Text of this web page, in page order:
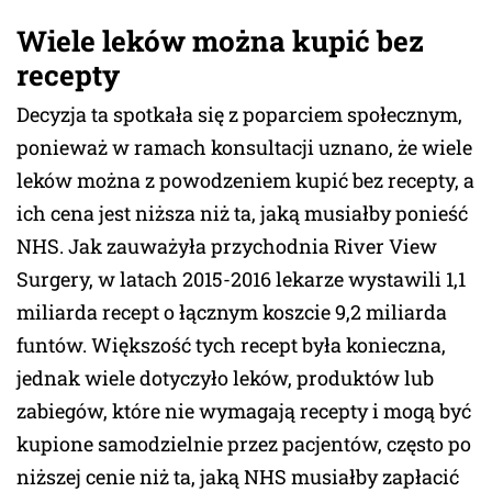
Wiele leków można kupić bez
recepty
Decyzja ta spotkała się z poparciem społecznym,
ponieważ w ramach konsultacji uznano, że wiele
leków można z powodzeniem kupić bez recepty, a
ich cena jest niższa niż ta, jaką musiałby ponieść
NHS. Jak zauważyła przychodnia River View
Surgery, w latach 2015-2016 lekarze wystawili 1,1
miliarda recept o łącznym koszcie 9,2 miliarda
funtów. Większość tych recept była konieczna,
jednak wiele dotyczyło leków, produktów lub
zabiegów, które nie wymagają recepty i mogą być
kupione samodzielnie przez pacjentów, często po
niższej cenie niż ta, jaką NHS musiałby zapłacić